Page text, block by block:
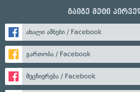
გაიგე მეტი
ახალი ამბები / Facebook
გართობა / Facebook
მეცნიერება / Facebook